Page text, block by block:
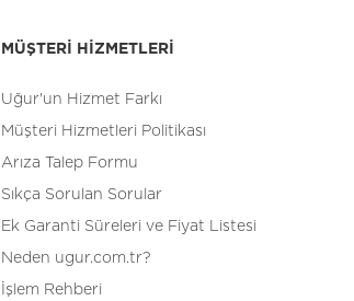
MÜŞTERİ HİZMETLERİ
Uğur'un Hizmet Farkı
Müşteri Hizmetleri Politikası
Arıza Talep Formu
Sıkça Sorulan Sorular
Ek Garanti Süreleri ve Fiyat Listesi
Neden ugur.com.tr?
İşlem Rehberi